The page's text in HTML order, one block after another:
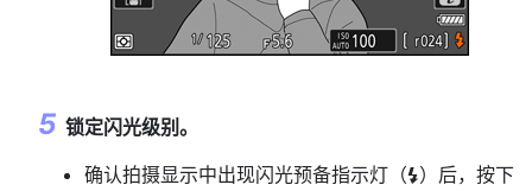
锁定闪光级别。
确认拍摄显示中出现闪光预备指示灯（c）后，按下